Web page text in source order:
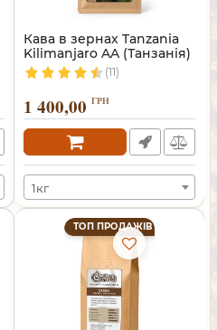
Кава в зернах Tanzania
Kilimanjaro AA (Танзанія)
(11)
1 400,00 ГРН
1кг
ТОП ПРОДАЖІВ